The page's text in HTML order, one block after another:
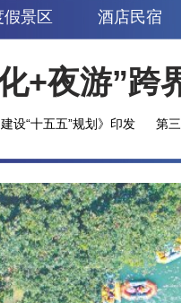
假景区 酒店民宿
+夜游”跨
建设“十五五”规划》印发 第